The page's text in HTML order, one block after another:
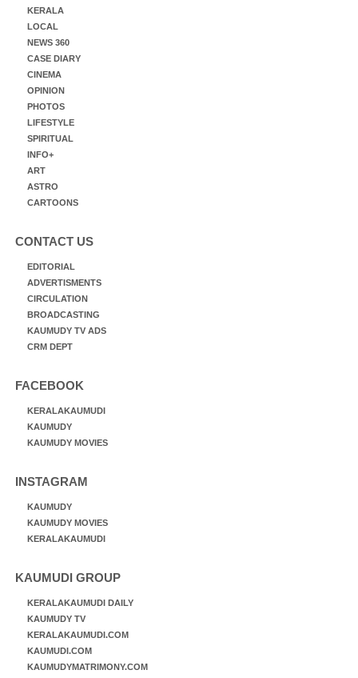
KERALA
LOCAL
NEWS 360
CASE DIARY
CINEMA
OPINION
PHOTOS
LIFESTYLE
SPIRITUAL
INFO+
ART
ASTRO
CARTOONS
CONTACT US
EDITORIAL
ADVERTISMENTS
CIRCULATION
BROADCASTING
KAUMUDY TV ADS
CRM DEPT
FACEBOOK
KERALAKAUMUDI
KAUMUDY
KAUMUDY MOVIES
INSTAGRAM
KAUMUDY
KAUMUDY MOVIES
KERALAKAUMUDI
KAUMUDI GROUP
KERALAKAUMUDI DAILY
KAUMUDY TV
KERALAKAUMUDI.COM
KAUMUDI.COM
KAUMUDYMATRIMONY.COM